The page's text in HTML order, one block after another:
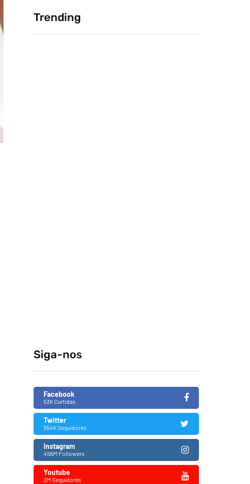
Trending
26/11/2019
Siga-nos
Facebook
53K Curtidas
Twitter
554K Seguidores
Instagram
456M Followers
Youtube
2M Seguidores